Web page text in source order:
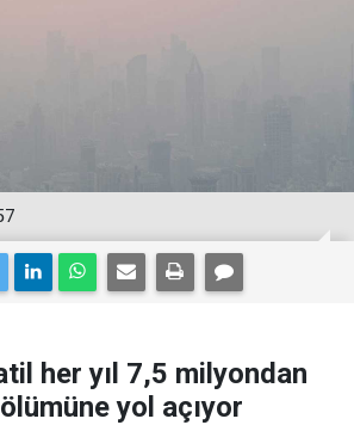
her yıl 7,5 milyondan
yol açıyor